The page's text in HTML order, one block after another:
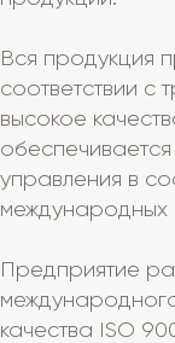
Вся продукция
соответствии с
высокое
управления в
международных
Предприятие
качества ISO